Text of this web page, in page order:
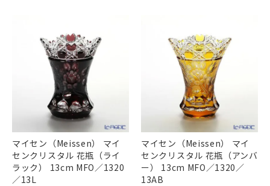
マイセン（Meissen） マイ
センクリスタル 花瓶（ライ
ラック） 13cm MFO／1320
／13L
マイセン（Meissen） マイ
センクリスタル 花瓶（アンバ
ー） 13cm MFO／1320／
13AB